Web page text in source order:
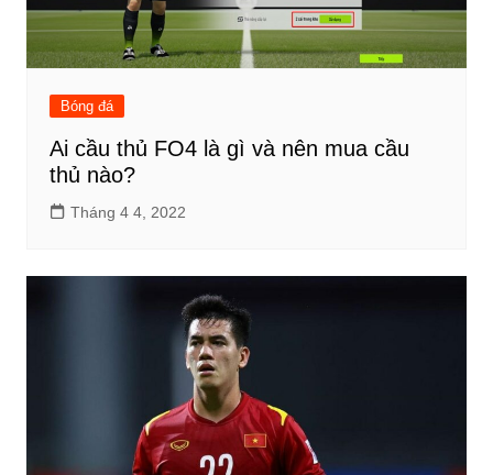
Bóng đá
Ai cầu thủ FO4 là gì và nên mua cầu
thủ nào?
Tháng 4 4, 2022